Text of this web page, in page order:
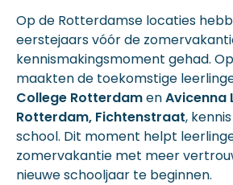
Op de Rotterdamse locaties
eerstejaars vóór de
kennismakingsmoment gehad. Op
maakten de toekomstige
College RotterdamenAvicenna
Rotterdam, Fichtenstraat,
school. Dit moment helpt
zomervakantie met meer
nieuwe schooljaar te beginnen.